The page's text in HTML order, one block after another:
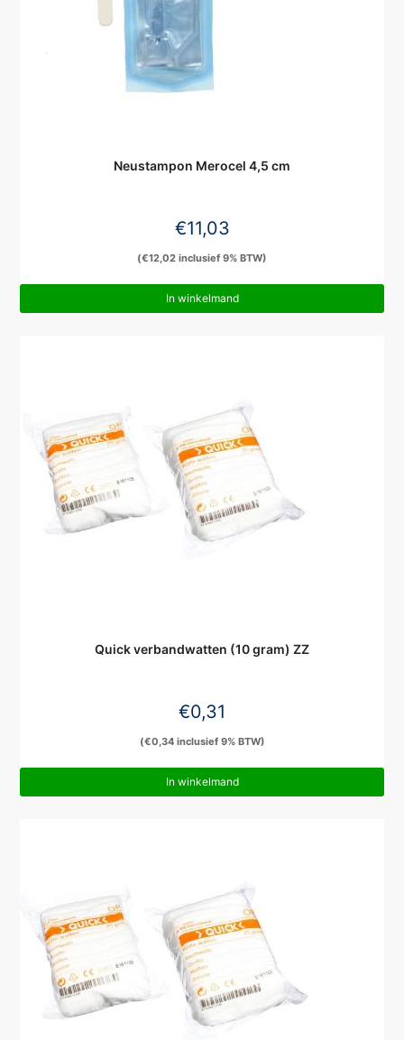
Neustampon Merocel 4,5 cm
€11,03
(€12,02 inclusief 9% BTW)
In winkelmand
Quick verbandwatten (10 gram) ZZ
€0,31
(€0,34inclusief 9% BTW)
In winkelmand